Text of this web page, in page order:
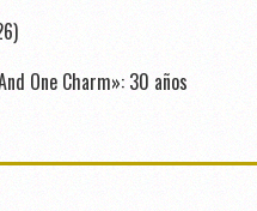
One Charm»: 30 años